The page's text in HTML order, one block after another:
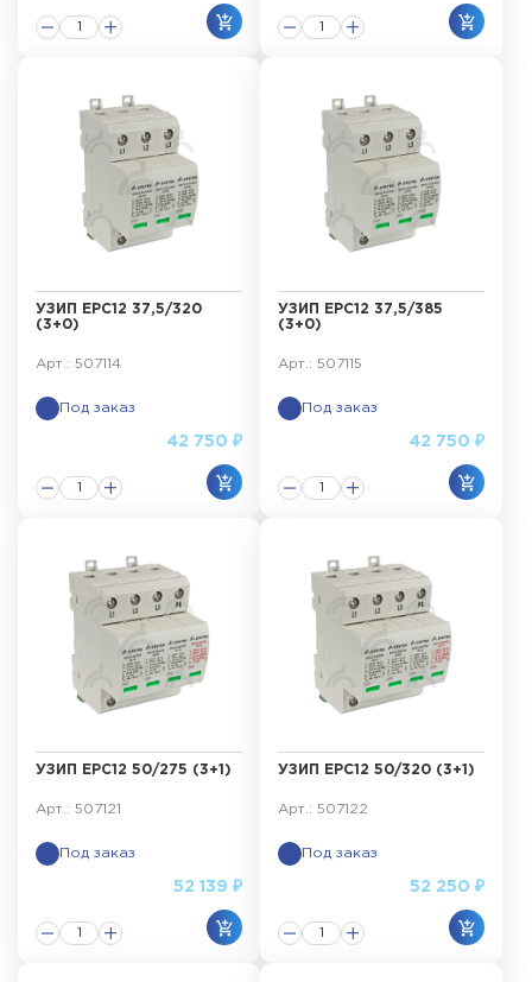
УЗИП ЕРС12 37,5/320
(3+0)
Арт.: 507114
Под заказ
42 750 ₽
УЗИП ЕРС12 37,5/385
(3+0)
Арт.: 507115
Под заказ
42 750 ₽
УЗИП ЕРС12 50/275 (3+1)
Арт.: 507121
Под заказ
52 139 ₽
УЗИП ЕРС12 50/320 (3+1)
Арт.: 507122
Под заказ
52 250 ₽